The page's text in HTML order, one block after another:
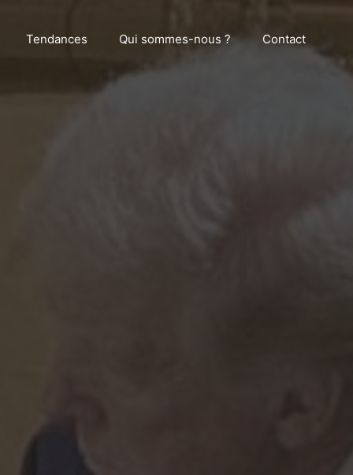
Tendances Qui sommes-nous ? Contact